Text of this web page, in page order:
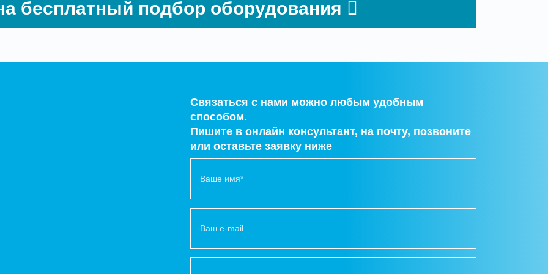
бесплатный подбор оборудования
Связаться с нами можно любым удобным
способом.
Пишите в онлайн консультант, на почту, позвоните
или оставьте заявку ниже